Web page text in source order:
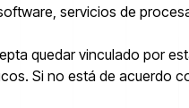
servicios de
quedar vinculado por
Si no está de acuerdo